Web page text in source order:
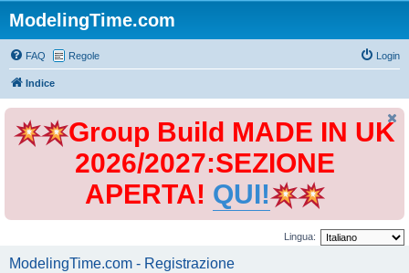
ModelingTime.com
FAQ Regole Login
Indice
Group Build MADE IN UK
2026/2027:SEZIONE
APERTA! QUI!
Lingua:
ModelingTime.com - Registrazione